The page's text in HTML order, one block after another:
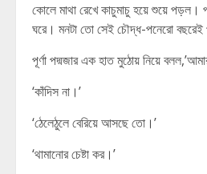
কোলে মাথা রেখে কাচুমাচু হয়ে শুয়ে পড়ল।
ঘরে। মনটা তো সেই চৌদ্ধ-পনেরো
পূর্ণা পদ্মজার এক হাত মুঠোয় নিয়ে
‘কাঁদিস না।’
‘ঠেলেঠুলে বেরিয়ে আসছে তো।’
‘থামানোর চেষ্টা কর।’